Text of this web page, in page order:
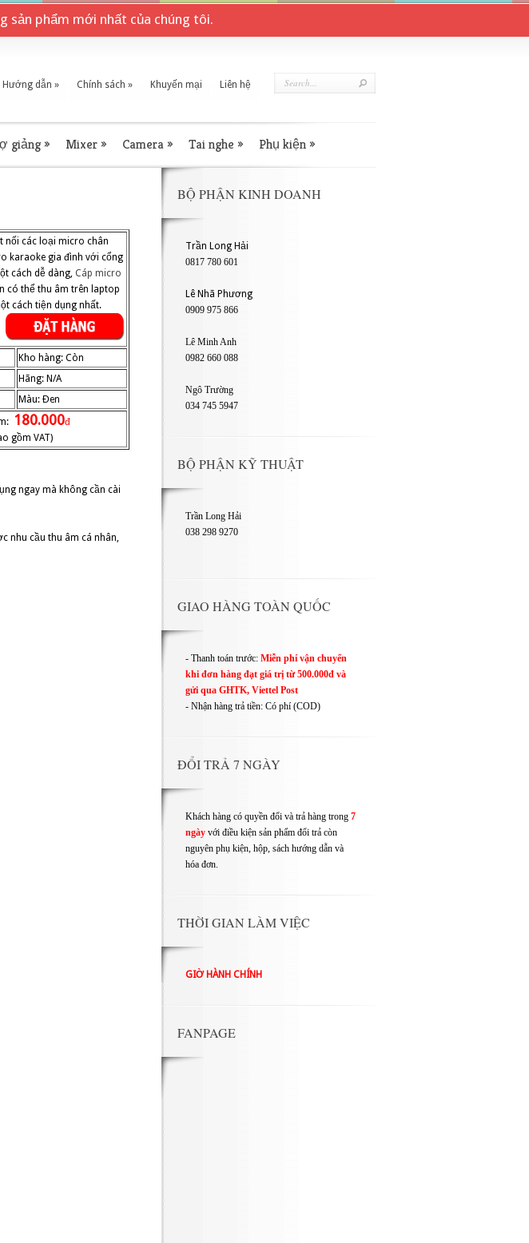
sản phẩm mới nhất của chúng tôi.
Hướng dẫn » Chính sách » Khuyến mại Liên hệ
giảng» Mixer» Camera» Tai nghe » Phụ kiện»
nối các loại micro chân
karaoke gia đình với cổng
cách dễ dàng, Cáp micro
có thể thu âm trên laptop
cách tiện dụng nhất.
Kho hàng: Còn
Hãng: N/A
Màu: Đen
180.000đ
gồm VAT)
ngay mà không cần cài
nhu cầu thu âm cá nhân,
BỘ PHẬN KINH DOANH
Trần Long Hải
0817 780 601
Lê Nhã Phương
0909 975 866
Lê Minh Anh
0982 660 088
Ngô Trường
034 745 5947
BỘ PHẬN KỸ THUẬT
Trần Long Hải
038 298 9270
GIAO HÀNG TOÀN QUỐC
- Thanh toán trước: Miễn phí vận chuyển
khi đơn hàng đạt giá trị từ 500.000đ và
gửi qua GHTK, Viettel Post
- Nhận hàng trả tiền: Có phí (COD)
ĐỔI TRẢ 7 NGÀY
Khách hàng có quyền đổi và trả hàng trong 7
ngày với điều kiện sản phẩm đổi trả còn
nguyên phụ kiện, hộp, sách hướng dẫn và
hóa đơn.
THỜI GIAN LÀM VIỆC
GIỜ HÀNH CHÍNH
FANPAGE